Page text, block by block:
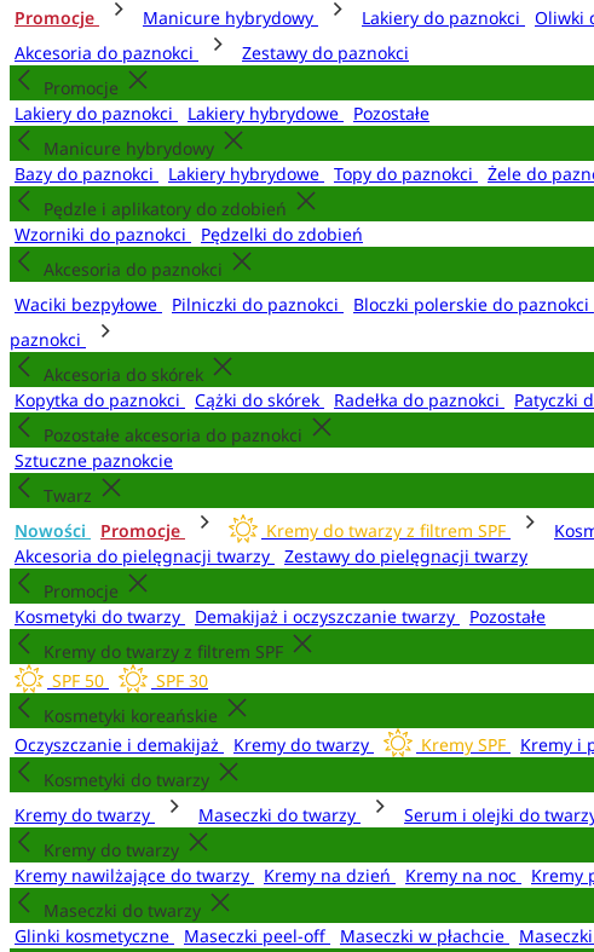
Promocje
Manicure hybrydowy Lakiery do paznokci Oliwki
Akcesoria do paznokci
Zestawy do paznokci
Promocje
Lakiery do paznokci
Lakiery hybrydowe
Pozostałe
Manicure hybrydowy
Bazy do paznokci
Lakiery hybrydowe Topy do paznokci Żele do
Pędzle i aplikatory do zdobień
Wzorniki do paznokci
Pędzelki do zdobień
Akcesoria do paznokci
Waciki bezpyłowe
Pilniczki do paznokci Bloczki polerskie do paznokci
paznokci
Akcesoria do skórek
Kopytka do paznokci
Cążki do skórek Radełka do paznokci
Patyczki
Pozostałe akcesoria do paznokci
Sztuczne paznokcie
Twarz
Nowości
Promocje Kremy do twarzy z filtrem SPF
Akcesoria do pielęgnacji twarzy
Zestawy do pielęgnacji twarzy
Promocje
Kosmetyki do twarzy
Demakijaż i oczyszczanie twarzy
Pozostałe
Kremy do twarzy z filtrem SPF
SPF 50
SPF 30
Kosmetyki koreańskie
Oczyszczanie i demakijaż
Kremy do twarzy Kremy SPF Kremy i
Kosmetyki do twarzy
Kremy do twarzy
Maseczki do twarzy Serum i olejki do
Kremy do twarzy
Kremy nawilżające do twarzy
Kremy na dzień Kremy na noc Kremy
Maseczki do twarzy
Glinki kosmetyczne
Maseczki peel-off Maseczki w płachcie